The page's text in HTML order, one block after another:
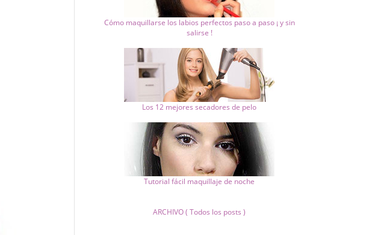
Cómo maquillarse los labios perfectos paso a paso ¡ y sin
salirse !
Los 12 mejores secadores de pelo
Tutorial fácil maquillaje de noche
ARCHIVO ( Todos los posts )